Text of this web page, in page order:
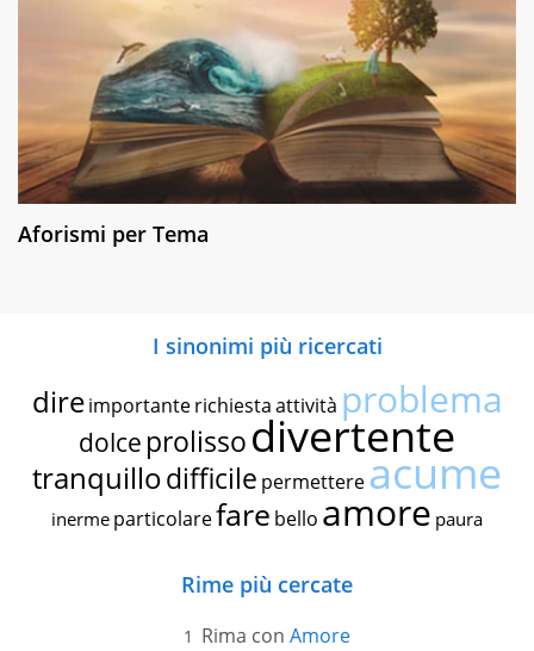
Aforismi per Tema
I sinonimi più ricercati
dire importante richiestaattività problema
dolce prolissodivertente
tranquillodifficile permettereacume
inerme particolarefare bello amore paura
Rime più cercate
Rima con Amore